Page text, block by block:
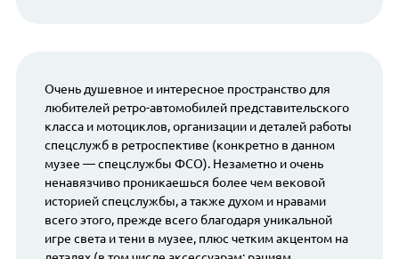
Очень душевное и интересное пространство для
любителей ретро-автомобилей представительского
класса и мотоциклов, организации и деталей работы
спецслужб в ретроспективе (конкретно в данном
музее — спецслужбы ФСО). Незаметно и очень
ненавязчиво проникаешься более чем вековой
историей спецслужбы, а также духом и нравами
всего этого, прежде всего благодаря уникальной
игре света и тени в музее, плюс четким акцентом на